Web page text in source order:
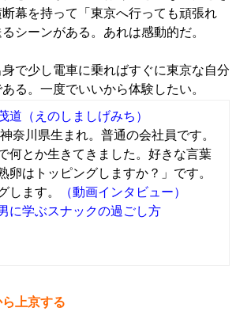
幕を持って「東京へ行っても頑張れ
シーンがある。あれは感動的だ。
で少し電車に乗ればすぐに東京な自分
る。一度でいいから体験したい。
道 （えのしましげみち）
奈川県生まれ。普通の会社員です。
何とか生きてきました。好きな言葉
卵はトッピングしますか？」です。
します。
（動画インタビュー）
に学ぶスナックの過ごし方
上京する